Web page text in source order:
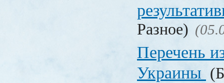
Разное)
Перечень
Украины